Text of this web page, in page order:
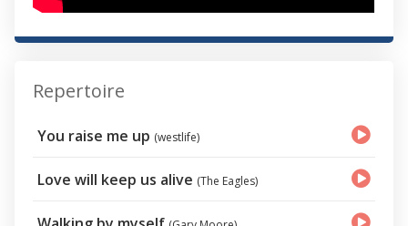
Repertoire
You raise me up (westlife)
Love will keep us alive (The Eagles)